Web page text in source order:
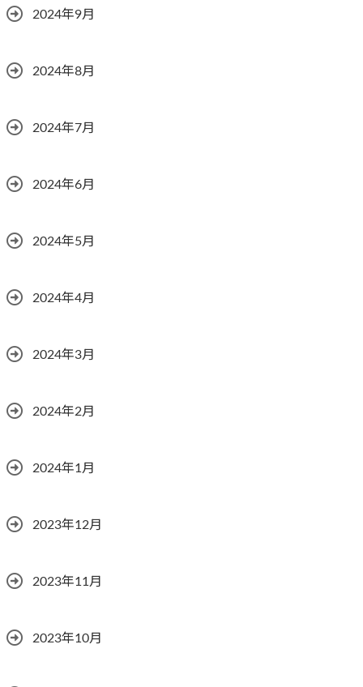
2024年9月
2024年8月
2024年7月
2024年6月
2024年5月
2024年4月
2024年3月
2024年2月
2024年1月
2023年12月
2023年11月
2023年10月